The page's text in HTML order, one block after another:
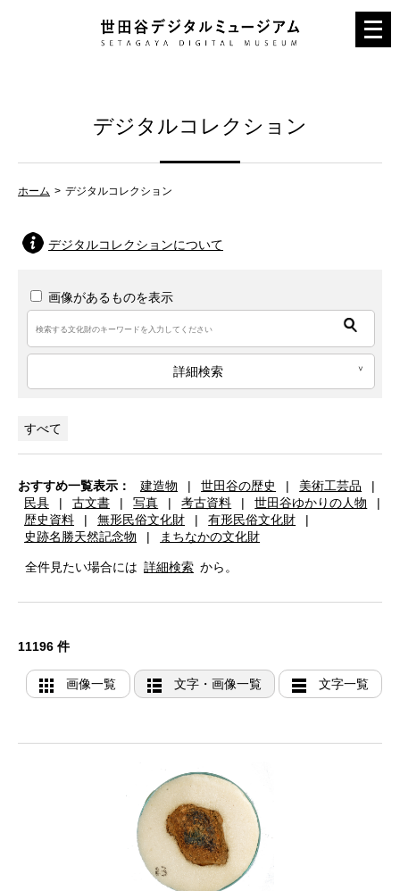
メ
ニ
デジタルコレクション
ホーム デジタルコレクション
デジタルコレクションについて
画像があるものを表示
詳細検索
すべて
おすすめ一覧表示： 建造物 | 世田谷の歴史 | 美術工芸品
|
民具
| 古文書 | 写真 | 考古資料 | 世田谷ゆかりの人物
|
歴史資料
| 無形民俗文化財 | 有形民俗文化財
|
史跡名勝天然記念物
| まちなかの文化財
全件見たい場合には 詳細検索 から。
11196 件
画像一覧 文字・画像一覧 文字一覧